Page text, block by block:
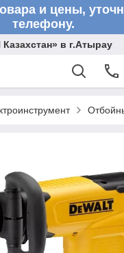
и цены,
телефону.
в г.Атырау